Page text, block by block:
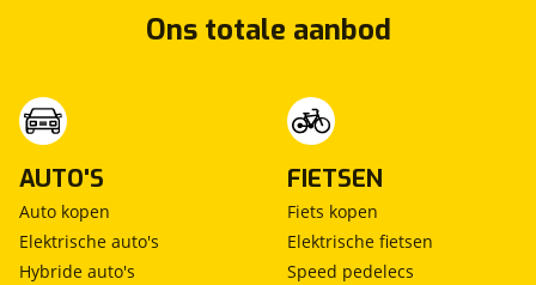
Ons totale aanbod
AUTO'S
Auto kopen
Elektrische auto's
Hybride auto's
FIETSEN
Fiets kopen
Elektrische fietsen
Speed pedelecs